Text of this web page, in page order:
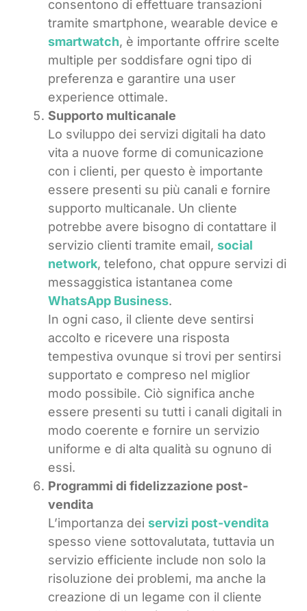
consentono di effettuare transazioni
tramite smartphone, wearable device e
smartwatch, è importante offrire scelte
multiple per soddisfare ogni tipo di
preferenza e garantire una user
experience ottimale.
Supporto multicanale
Lo sviluppo dei servizi digitali ha dato
vita a nuove forme di comunicazione
con i clienti, per questo è importante
essere presenti su più canali e fornire
supporto multicanale. Un cliente
potrebbe avere bisogno di contattare il
servizio clienti tramite email, social
network, telefono, chat oppure servizi di
messaggistica istantanea come
WhatsApp Business.
In ogni caso, il cliente deve sentirsi
accolto e ricevere una risposta
tempestiva ovunque si trovi per sentirsi
supportato e compreso nel miglior
modo possibile. Ciò significa anche
essere presenti su tutti i canali digitali in
modo coerente e fornire un servizio
uniforme e di alta qualità su ognuno di
essi.
Programmi di fidelizzazione post-
vendita
L’importanza dei servizi post-vendita
spesso viene sottovalutata, tuttavia un
servizio efficiente include non solo la
risoluzione dei problemi, ma anche la
creazione di un legame con il cliente